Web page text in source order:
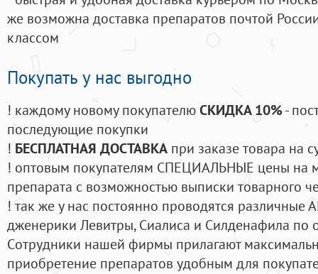
же возможна доставка препаратов почтой
классом
Покупать у нас выгодно
! каждому новому покупателюСКИДКА 10%-
последующие покупки
! БЕСПЛАТНАЯ ДОСТАВКА при заказе товара на
! оптовым покупателям СПЕЦИАЛЬНЫЕ цены на
препарата с возможностью выписки товарного
! так же у нас постоянно проводятся
дженерики Левитры, Сиалиса и Силденафила по
Cотрудники нашей фирмы прилагают
приобретение препаратов удобным для